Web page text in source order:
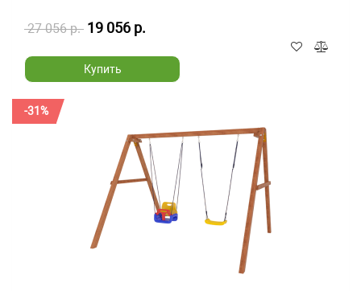
27 056 р. 19 056 р.
Купить
-31%